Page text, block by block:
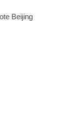
Beijing